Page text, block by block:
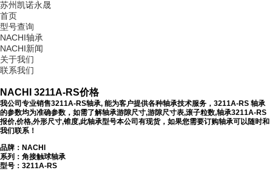
苏州凯诺永晟
首页
型号查询
NACHI轴承
NACHI新闻
关于我们
联系我们
NACHI 3211A-RS价格
我公司专业销售3211A-RS轴承, 能为客户提供各种轴承技术服务，3211A-RS 轴承
的参数均为准确参数，如需了解轴承游隙尺寸,游隙尺寸表,滚子粒数,轴承3211A-RS
报价,价格,外形尺寸,锥度,此轴承型号本公司有现货，如果您需要订购轴承可以随时和
我们联系！
品牌：NACHI
系列：角接触球轴承
型号： 3211A-RS